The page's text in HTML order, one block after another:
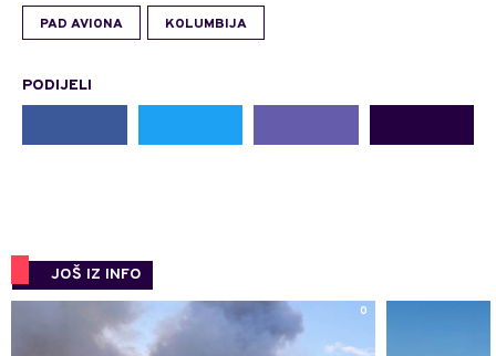
PAD AVIONA KOLUMBIJA
PODIJELI
JOŠ IZ INFO
0